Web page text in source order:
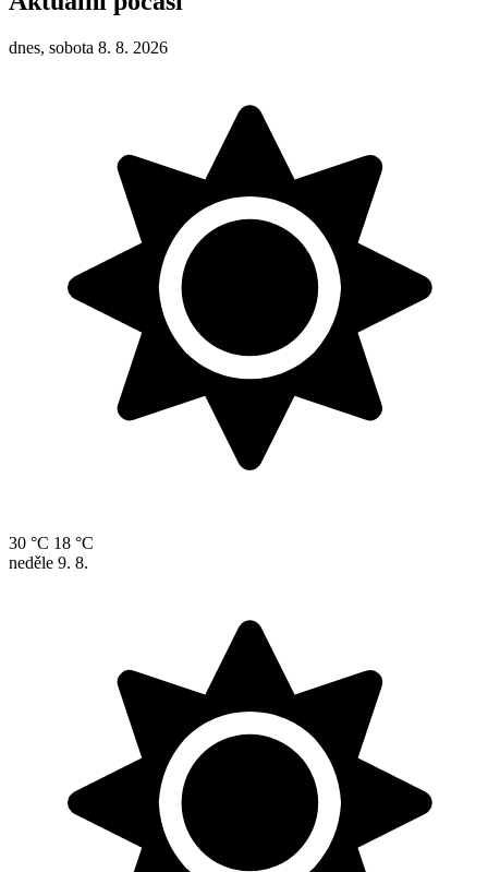
dnes, sobota 8. 8. 2026
30 °C 18 °C
neděle 9. 8.